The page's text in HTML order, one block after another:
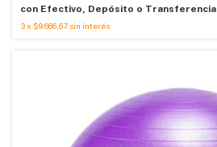
con Efectivo, Depósito o Transferencia
3x $9.666,67 sin interés